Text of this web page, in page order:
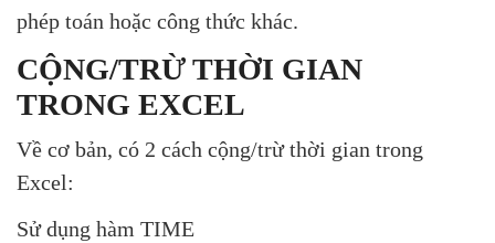
phép toán hoặc công thức khác.
CỘNG/TRỪ THỜI GIAN
TRONG EXCEL
Về cơ bản, có 2 cách cộng/trừ thời gian trong
Excel:
Sử dụng hàm TIME